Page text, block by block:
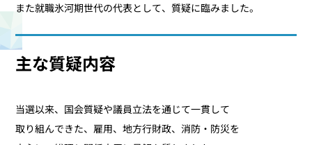
また就職氷河期世代の代表として、質疑に臨みました。
主な質疑内容
当選以来、国会質疑や議員立法を通じて一貫して
取り組んできた、雇用、地方行財政、消防・防災を